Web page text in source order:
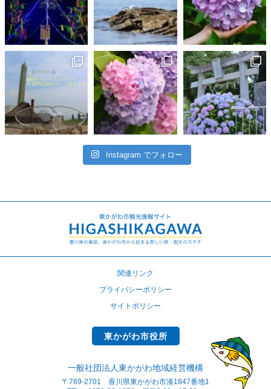
Instagram でフォロー
関連リンク
プライバシーポリシー
サイトポリシー
東かがわ市役所
一般社団法人東かがわ地域経営機構
〒769-2701 香川県東かがわ市湊1847番地1